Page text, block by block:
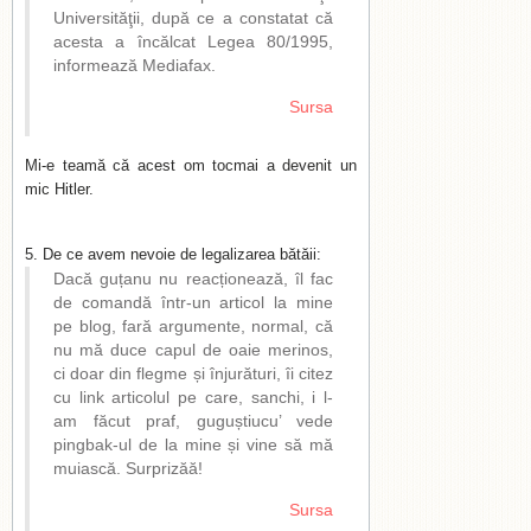
Universităţii, după ce a constatat că
acesta a încălcat Legea 80/1995,
informează Mediafax.
Sursa
Mi-e teamă că acest om tocmai a devenit un
mic Hitler.
De ce avem nevoie de legalizarea bătăii:
Dacă guțanu nu reacționează, îl fac
de comandă într-un articol la mine
pe blog, fară argumente, normal, că
nu mă duce capul de oaie merinos,
ci doar din flegme și înjurături, îi citez
cu link articolul pe care, sanchi, i l-
am făcut praf, guguștiucu’ vede
pingbak-ul de la mine și vine să mă
muiască. Surprizăă!
Sursa